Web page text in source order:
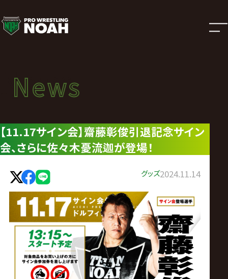
ニ
ュ
ー
ス
|
プ
ロ
レ
News
ニュース
News
【11.17サイン会】齋藤彰俊引退記念サイン
会、さらに佐々木憂流迦が登場！
グッズ2024.11.14